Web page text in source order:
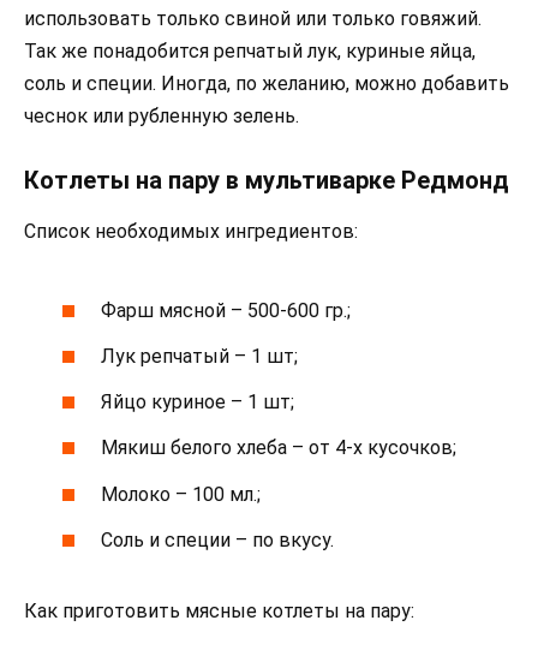
использовать только свиной или только говяжий.
Так же понадобится репчатый лук, куриные яйца,
соль и специи. Иногда, по желанию, можно добавить
чеснок или рубленную зелень.
Котлеты на пару в мультиварке Редмонд
Список необходимых ингредиентов:
Фарш мясной – 500-600 гр.;
Лук репчатый – 1 шт;
Яйцо куриное – 1 шт;
Мякиш белого хлеба – от 4-х кусочков;
Молоко – 100 мл.;
Соль и специи – по вкусу.
Как приготовить мясные котлеты на пару: